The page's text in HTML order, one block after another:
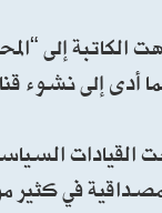
الكاتبة إلى
القيادات
في كثير